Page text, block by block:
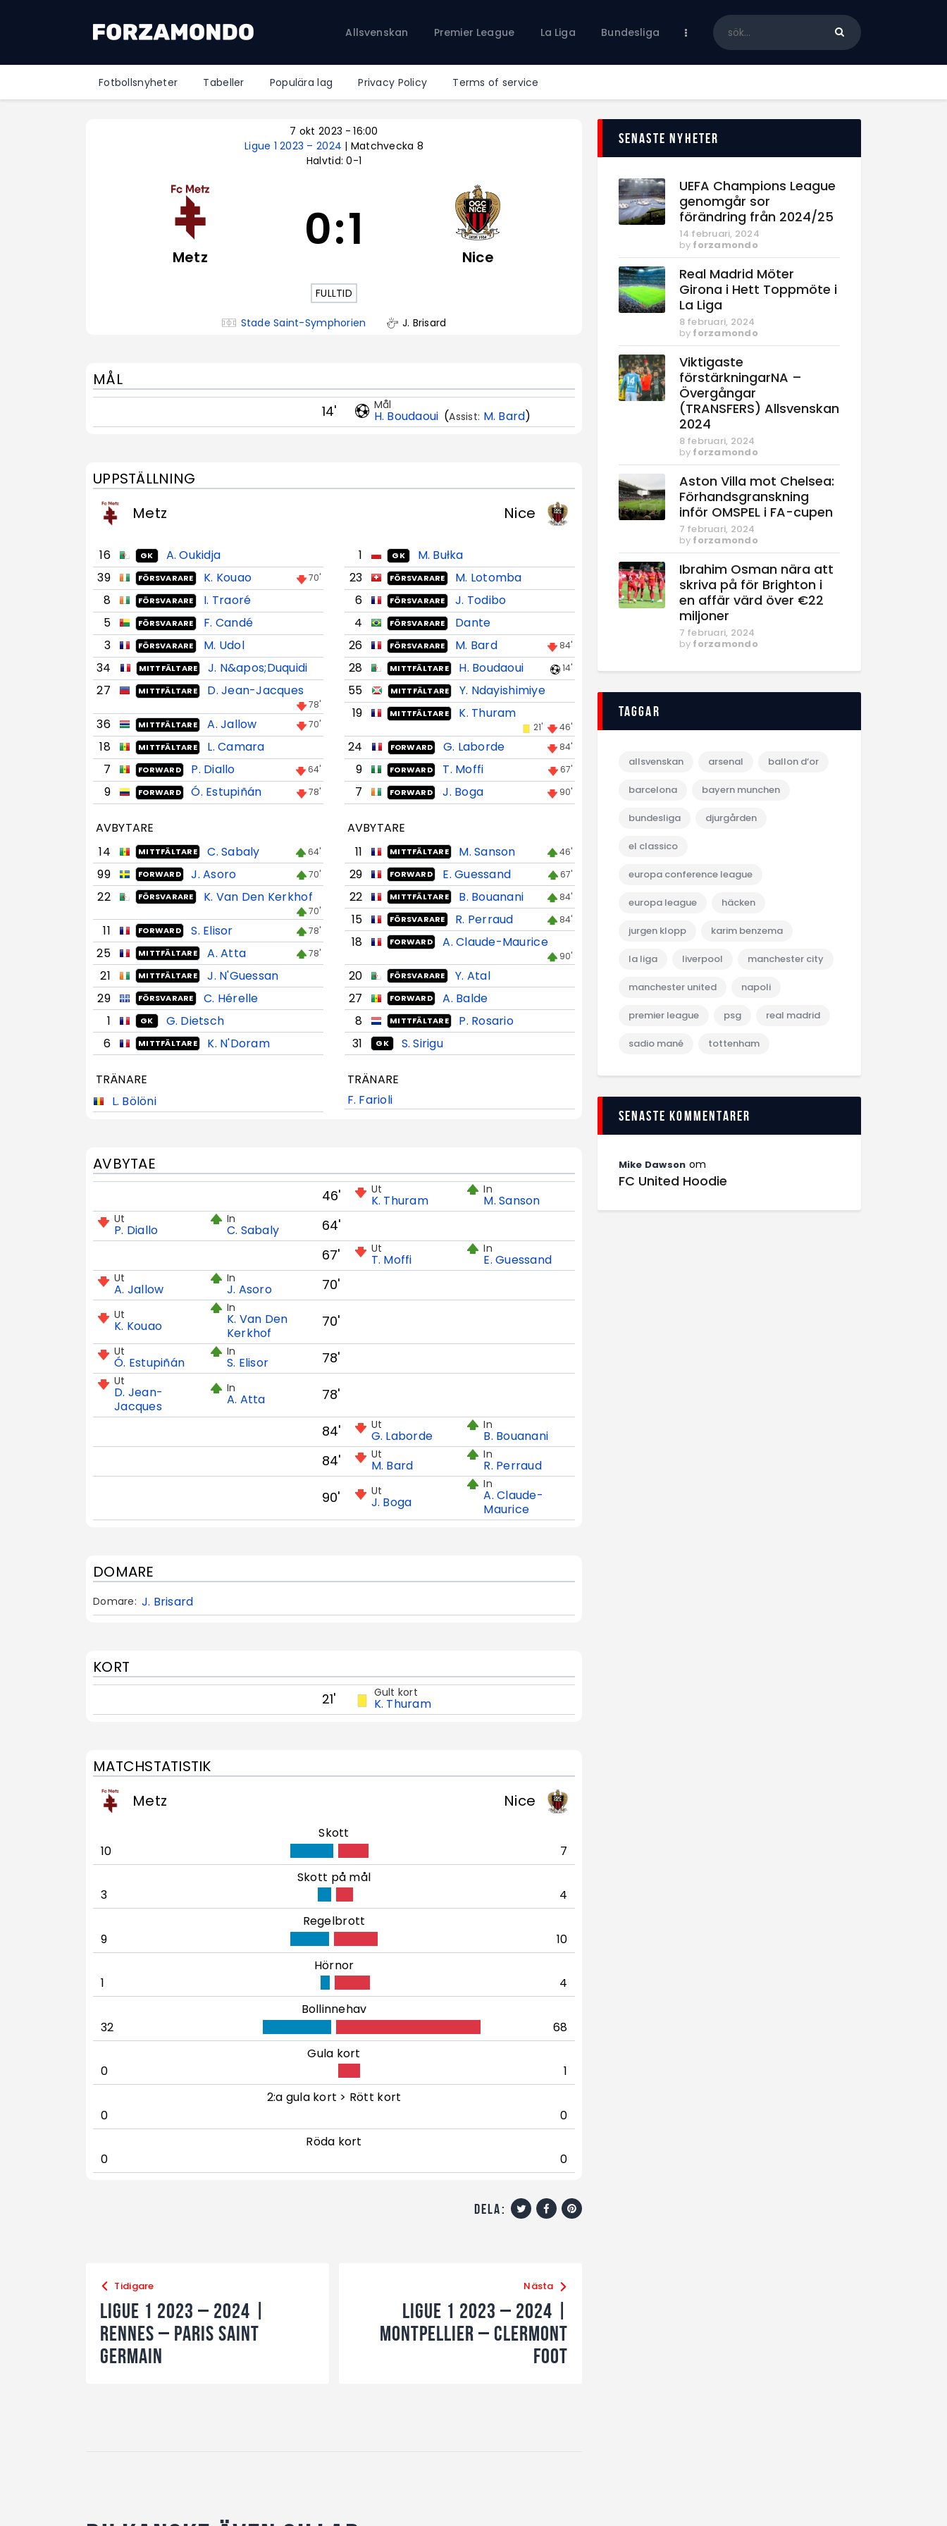
Allsvenskan Premier League La Liga Bundesliga
Fotbollsnyheter Tabeller Populära lag Privacy Policy Terms of service
Premier League
La Liga
Bundesliga
Ligue 1
7 okt 2023 - 16:00
Ligue 1 2023 – 2024 | Matchvecka 8
Halvtid: 0-1
Metz 0:1 Nice
FULLTID
Stade Saint-Symphorien J. Brisard
MÅL
14' Mål
H. Boudaoui (Assist: M. Bard)
UPPSTÄLLNING
Metz
16 GK
A. Oukidja
39
FÖRSVARARE K. Kouao 70'
8 FÖRSVARARE
I. Traoré
5
FÖRSVARARE
F. Candé
3
FÖRSVARARE
M. Udol
34
MITTFÄLTARE
J. N&apos;Duquidi
27
MITTFÄLTARE D. Jean-Jacques
78'
36 MITTFÄLTARE A. Jallow 70'
18 MITTFÄLTARE
L. Camara
7
FORWARD P. Diallo 64'
9 FORWARD Ó. Estupiñán 78'
AVBYTARE
14
MITTFÄLTARE C. Sabaly 64'
99 FORWARD J. Asoro 70'
22 FÖRSVARARE K. Van Den Kerkhof
70'
11 FORWARD S. Elisor 78'
25 MITTFÄLTARE A. Atta 78'
21 MITTFÄLTARE
J. N'Guessan
29
FÖRSVARARE
C. Hérelle
1
GK
G. Dietsch
6
MITTFÄLTARE K. N'Doram
TRÄNARE
L. Bölöni
Nice
1 GK
M. Bułka
23
FÖRSVARARE
M. Lotomba
6
FÖRSVARARE
J. Todibo
4
FÖRSVARARE
Dante
26
FÖRSVARARE M. Bard 84'
28 MITTFÄLTARE H. Boudaoui 14'
55 MITTFÄLTARE
Y. Ndayishimiye
19
MITTFÄLTARE K. Thuram
21' 46'
24 FORWARD G. Laborde 84'
9 FORWARD T. Moffi 67'
7 FORWARD J. Boga 90'
AVBYTARE
11
MITTFÄLTARE M. Sanson 46'
29 FORWARD E. Guessand 67'
22 MITTFÄLTARE B. Bouanani 84'
15 FÖRSVARARE R. Perraud 84'
18 FORWARD A. Claude-Maurice
90'
20 FÖRSVARARE
Y. Atal
27
FORWARD
A. Balde
8
MITTFÄLTARE
P. Rosario
31
GK S. Sirigu
TRÄNARE
F. Farioli
AVBYTAE
46' Ut
K. Thuram
In
M. Sanson
Ut
P. Diallo
In
C. Sabaly
64'
67'
Ut
T. Moffi
In
E. Guessand
Ut
A. Jallow
In
J. Asoro 70'
Ut
K. Kouao
In
K. Van Den
Kerkhof
70'
Ut
Ó. Estupiñán
In
S. Elisor 78'
Ut
D. Jean-
Jacques
In
A. Atta 78'
84' Ut
G. Laborde
In
B. Bouanani
84' Ut
M. Bard
In
R. Perraud
90' Ut
J. Boga
In
A. Claude-
Maurice
DOMARE
Domare: J. Brisard
KORT
21' Gult kort
K. Thuram
MATCHSTATISTIK
Metz
Nice
Skott
10
7
Skott på mål
3
4
Regelbrott
9
10
Hörnor
1
4
Bollinnehav
32
68
Gula kort
0
1
2:a gula kort > Rött kort
0
0
Röda kort
0
0
dela:
Tidigare
Ligue 1 2023 – 2024 |
Rennes – Paris Saint
Germain
Nästa
Ligue 1 2023 – 2024 |
Montpellier – Clermont
Foot
Senaste nyheter
UEFA Champions League
genomgår sor
förändring från 2024/25
14 februari, 2024
by forzamondo
Real Madrid Möter
Girona i Hett Toppmöte i
La Liga
8 februari, 2024
by forzamondo
Viktigaste
förstärkningarNA –
Övergångar
(TRANSFERS) Allsvenskan
2024
8 februari, 2024
by forzamondo
Aston Villa mot Chelsea:
Förhandsgranskning
inför OMSPEL i FA-cupen
7 februari, 2024
by forzamondo
Ibrahim Osman nära att
skriva på för Brighton i
en affär värd över €22
miljoner
7 februari, 2024
by forzamondo
Taggar
allsvenskan arsenal ballon d‘or
barcelona bayern munchen
bundesliga djurgården
el classico
europa conference league
europa league häcken
jurgen klopp karim benzema
la liga liverpool manchester city
manchester united napoli
premier league psg real madrid
sadio mané tottenham
Senaste kommentarer
Mike Dawson om
FC United Hoodie